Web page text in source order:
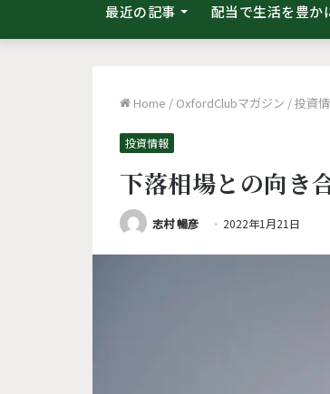
最近の記事 配当で生活を豊か
Home / OxfordClubマガジン /投資
投資情報
下落相場との向き
志村 暢彦 2022年1月21日